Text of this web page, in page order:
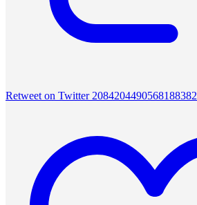
Retweet on Twitter 2084204490568188382